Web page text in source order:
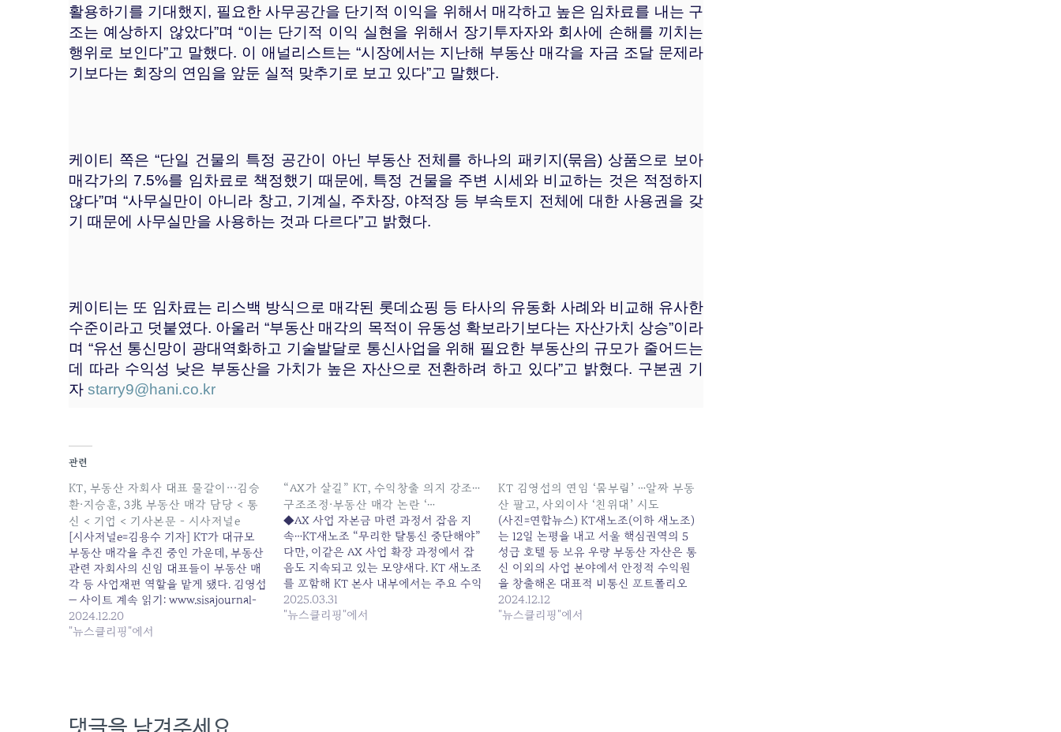
활용하기를 기대했지, 필요한 사무공간을 단기적 이익을 위해서 매각하고 높은 임차료를 내는 구
조는 예상하지 않았다”며 “이는 단기적 이익 실현을 위해서 장기투자자와 회사에 손해를 끼치는
행위로 보인다”고 말했다. 이 애널리스트는 “시장에서는 지난해 부동산 매각을 자금 조달 문제라
기보다는 회장의 연임을 앞둔 실적 맞추기로 보고 있다”고 말했다.
케이티 쪽은 “단일 건물의 특정 공간이 아닌 부동산 전체를 하나의 패키지(묶음) 상품으로 보아
매각가의 7.5%를 임차료로 책정했기 때문에, 특정 건물을 주변 시세와 비교하는 것은 적정하지
않다”며 “사무실만이 아니라 창고, 기계실, 주차장, 야적장 등 부속토지 전체에 대한 사용권을 갖
기 때문에 사무실만을 사용하는 것과 다르다”고 밝혔다.
케이티는 또 임차료는 리스백 방식으로 매각된 롯데쇼핑 등 타사의 유동화 사례와 비교해 유사한
수준이라고 덧붙였다. 아울러 “부동산 매각의 목적이 유동성 확보라기보다는 자산가치 상승”이라
며 “유선 통신망이 광대역화하고 기술발달로 통신사업을 위해 필요한 부동산의 규모가 줄어드는
데 따라 수익성 낮은 부동산을 가치가 높은 자산으로 전환하려 하고 있다”고 밝혔다. 구본권 기
자 starry9@hani.co.kr
관련
KT, 부동산 자회사 대표 물갈이···김승
환·지승훈, 3兆 부동산 매각 담당 < 통
신 < 기업 < 기사본문 - 시사저널e
[시사저널e=김용수 기자] KT가 대규모
부동산 매각을 추진 중인 가운데, 부동산
관련 자회사의 신임 대표들이 부동산 매
각 등 사업재편 역할을 맡게 됐다. 김영섭
— 사이트 계속 읽기: www.sisajournal-
e.com/news/articleView.html
2024.12.20
"뉴스클리핑"에서
“AX가 살길” KT, 수익창출 의지 강조…
구조조정·부동산 매각 논란 ‘…
◆AX 사업 자본금 마련 과정서 잡음 지
속…KT새노조 “무리한 탈통신 중단해야”
다만, 이같은 AX 사업 확장 과정에서 잡
음도 지속되고 있는 모양새다. KT 새노조
를 포함해 KT 본사 내부에서는 주요 수익
원 중 하나인... 원본 기사: “AX가 살길”
KT, 수익창출 의지 강조…구조조정·부동
2025.03.31
"뉴스클리핑"에서
KT 김영섭의 연임 ‘몸부림’ …알짜 부동
산 팔고, 사외이사 ‘친위대’ 시도
(사진=연합뉴스) KT새노조(이하 새노조)
는 12일 논평을 내고 서울 핵심권역의 5
성급 호텔 등 보유 우량 부동산 자산은 통
신 이외의 사업 분야에서 안정적 수익원
을 창출해온 대표적 비통신 포트폴리오
인데 이를 매각하는... 원본 기사: KT 김영
섭의 연임 '몸부림' …알짜 부동산 팔고,
2024.12.12
"뉴스클리핑"에서